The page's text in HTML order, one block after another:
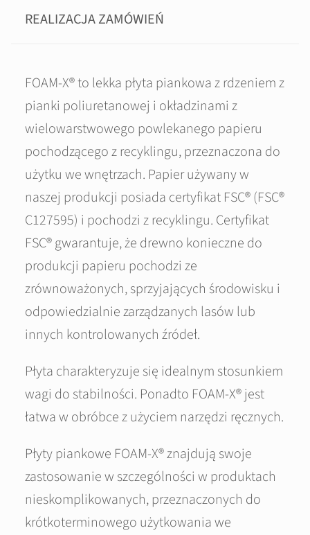
REALIZACJA ZAMÓWIEŃ
FOAM-X® to lekka płyta piankowa z rdzeniem z
pianki poliuretanowej i okładzinami z
wielowarstwowego powlekanego papieru
pochodzącego z recyklingu, przeznaczona do
użytku we wnętrzach. Papier używany w
naszej produkcji posiada certyfikat FSC® (FSC®
C127595) i pochodzi z recyklingu. Certyfikat
FSC® gwarantuje, że drewno konieczne do
produkcji papieru pochodzi ze
zrównoważonych, sprzyjających środowisku i
odpowiedzialnie zarządzanych lasów lub
innych kontrolowanych źródeł.
Płyta charakteryzuje się idealnym stosunkiem
wagi do stabilności. Ponadto FOAM-X® jest
łatwa w obróbce z użyciem narzędzi ręcznych.
Płyty piankowe FOAM-X® znajdują swoje
zastosowanie w szczególności w produktach
nieskomplikowanych, przeznaczonych do
krótkoterminowego użytkowania we